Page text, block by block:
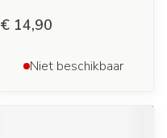
€ 14,90
Niet beschikbaar